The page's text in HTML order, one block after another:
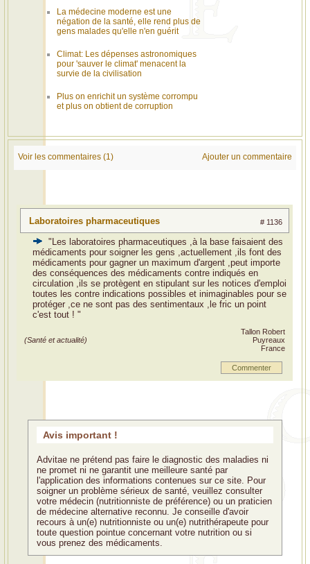
La médecine moderne est une
négation de la santé, elle rend plus de
gens malades qu'elle n'en guérit
Climat: Les dépenses astronomiques
pour 'sauver le climat' menacent la
survie de la civilisation
Plus on enrichit un système corrompu
et plus on obtient de corruption
Voir les commentaires (1) Ajouter un commentaire
Laboratoires pharmaceutiques # 1136
"Les laboratoires pharmaceutiques ,à la base faisaient des
médicaments pour soigner les gens ,actuellement ,ils font des
médicaments pour gagner un maximum d'argent ,peut importe
des conséquences des médicaments contre indiqués en
circulation ,ils se protègent en stipulant sur les notices d'emploi
toutes les contre indications possibles et inimaginables pour se
protéger ,ce ne sont pas des sentimentaux ,le fric un point
c'est tout ! "
(Santé et actualité)
Tallon Robert
Puyreaux
France
Commenter
Avis important !
Advitae ne prétend pas faire le diagnostic des maladies ni
ne promet ni ne garantit une meilleure santé par
l'application des informations contenues sur ce site. Pour
soigner un problème sérieux de santé, veuillez consulter
votre médecin (nutritionniste de préférence) ou un praticien
de médecine alternative reconnu. Je conseille d'avoir
recours à un(e) nutritionniste ou un(e) nutrithérapeute pour
toute question pointue concernant votre nutrition ou si
vous prenez des médicaments.